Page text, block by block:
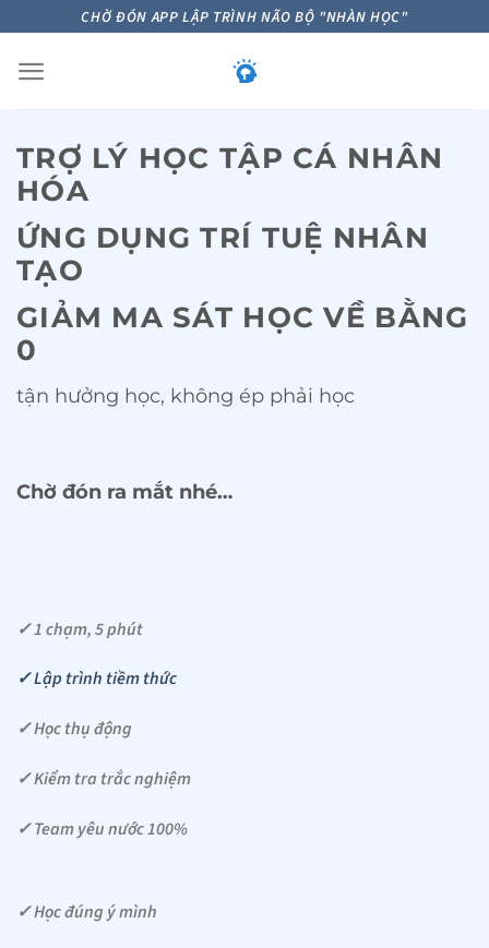
content
CHỜ ĐÓN APP LẬP TRÌNH NÃO BỘ "NHÀN HỌC"
TRỢ LÝ HỌC TẬP CÁ NHÂN
HÓA
ỨNG DỤNG TRÍ TUỆ NHÂN
TẠO
GIẢM MA SÁT HỌC VỀ BẰNG
0
tận hưởng học, không ép phải học
Chờ đón ra mắt nhé…
✓ 1 chạm, 5 phút
✓ Lập trình tiềm thức
✓ Học thụ động
✓ Kiểm tra trắc nghiệm
✓ Team yêu nước 100%
✓ Học đúng ý mình